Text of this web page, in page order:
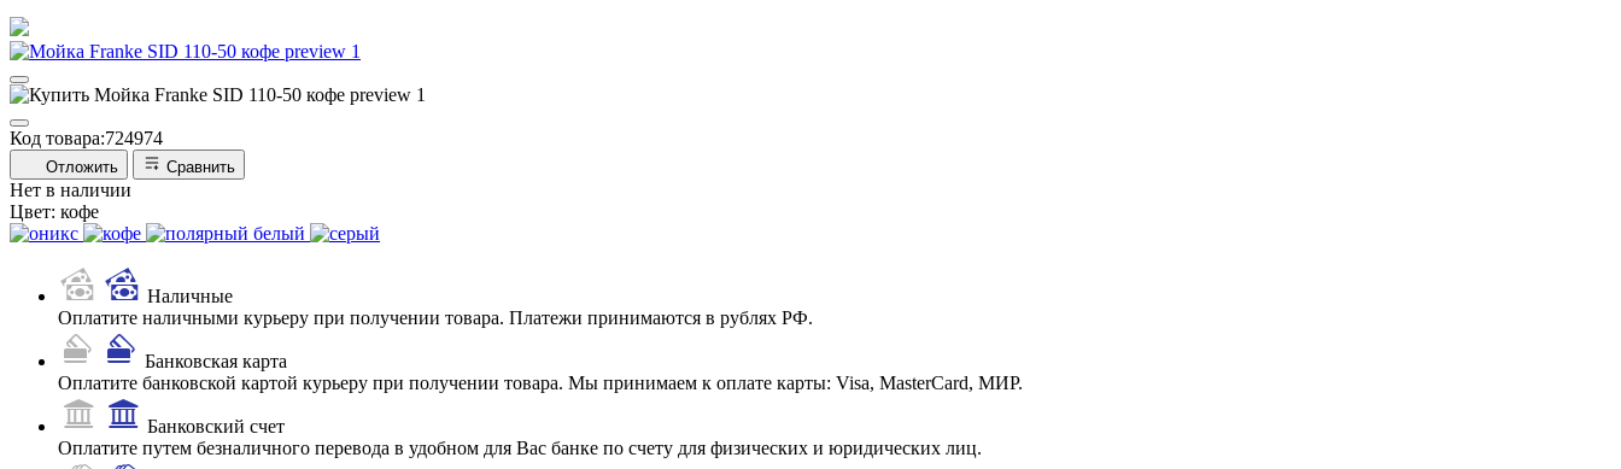
Код товара:724974
Отложить Сравнить
Нет в наличии
Цвет: кофе
Наличные
Оплатите наличными курьеру при получении товара. Платежи принимаются в рублях РФ.
Банковская карта
Оплатите банковской картой курьеру при получении товара. Мы принимаем к оплате карты: Visa, MasterCard, МИР.
Банковский счет
Оплатите путем безналичного перевода в удобном для Вас банке по счету для физических и юридических лиц.